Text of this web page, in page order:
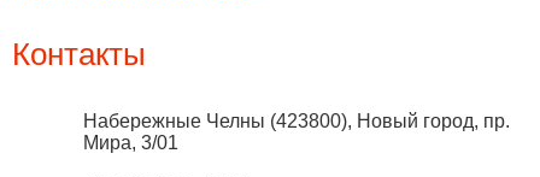
Контакты
Набережные Челны (423800), Новый город, пр.
Мира, 3/01